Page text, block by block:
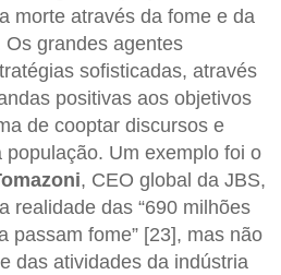
morte através da fome e da
grandes agentes
sofisticadas, através
positivas aos objetivos
de cooptar discursos e
Um exemplo foi o
, CEO global da JBS,
realidade das “690 milhões
passam fome” [23], mas não
das atividades da indústria